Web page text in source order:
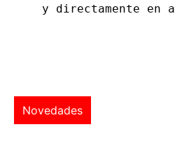
y directamente en
Novedades